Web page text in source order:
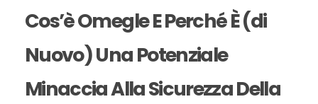
Cos’è Omegle E Perché È (di
Nuovo) Una Potenziale
Minaccia Alla Sicurezza Della